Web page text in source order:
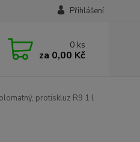
Přihlášení
0 ks
za 0,00 Kč
protiskluz R9 1 l